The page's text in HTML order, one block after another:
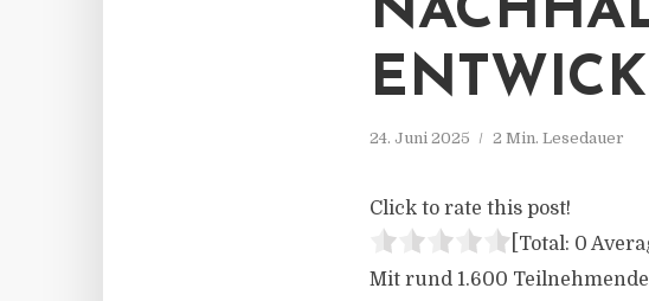
24. Juni 2025 2 Min. Lesedauer
Click to rate this post!
[Total: 0
Mit rund 1.600